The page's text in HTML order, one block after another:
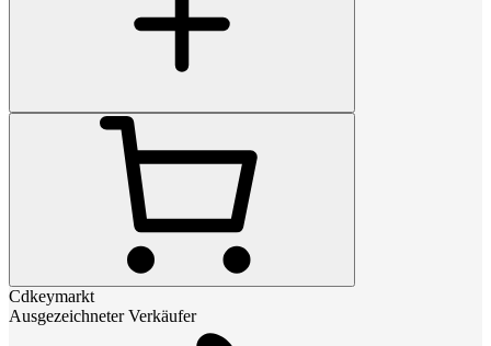
Cdkeymarkt
Ausgezeichneter Verkäufer